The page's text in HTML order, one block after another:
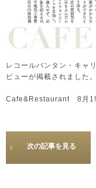
レコールバンタン・キャ
ビューが掲載されました。
Cafe&Restaurant 8月
次の記事を見る